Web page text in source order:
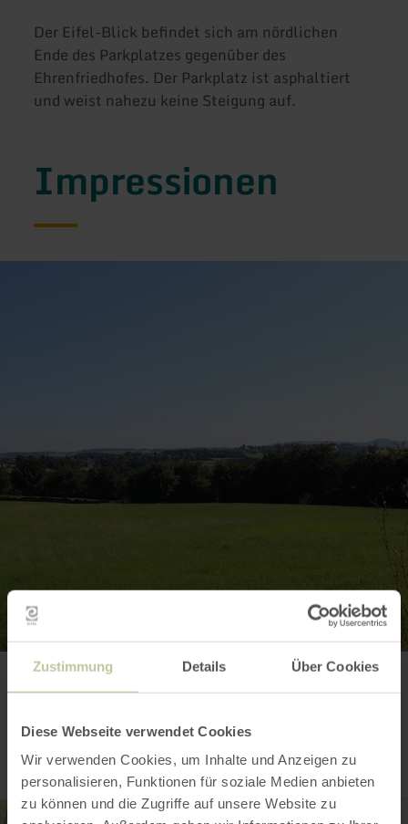
Zustimmung Details Über Cookies
Diese Webseite verwendet Cookies
Wir verwenden Cookies, um Inhalte und Anzeigen zu
personalisieren, Funktionen für soziale Medien anbieten
zu können und die Zugriffe auf unsere Website zu
Der Eifel-Blick befindet sich am nördlichen
Ende des Parkplatzes gegenüber des
Ehrenfriedhofes. Der Parkplatz ist asphaltiert
und weist nahezu keine Steigung auf.
Impressionen
Kontakt